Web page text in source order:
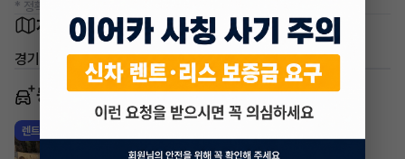
* 정확한 정보는 판매자와 반드시 확인하시기 바랍니다.
차량 위치
경기 화성시 영천동
동일 차종 이어카
렌트
2024년· 1.6 터보 하이브리드 2WD 프리미엄